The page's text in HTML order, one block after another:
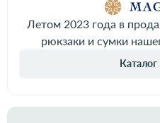
Летом 2023 года в
рюкзаки и сумки
Каталог